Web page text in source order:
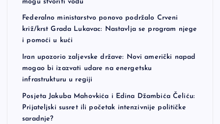
mogu stvoriti vodu
Federalno ministarstvo ponovo podržalo Crveni
križ/krst Grada Lukavac: Nastavlja se program njege
i pomoći u kući
Iran upozorio zaljevske države: Novi američki napad
mogao bi izazvati udare na energetsku
infrastrukturu u regiji
Posjeta Jakuba Mahovkića i Edina Džambića Čeliću:
Prijateljski susret ili početak intenzivnije političke
saradnje?